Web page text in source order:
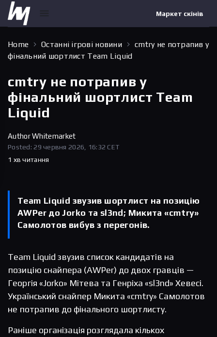
Маркет скінів
Home Останні ігрові новини
cmtry не потрапив у
фінальний шортлист Team Liquid
cmtry не потрапив у
фінальний шортлист Team
Liquid
AuthorWhitemarket
Posted: 29 червня 2026, 16:32 CET
1 хв читання
Team Liquid звузив шортлист на позицію
AWPer до Jorko та sl3nd; Микита «cmtry»
Самолотов вибув з перегонів.
Team Liquid звузив список кандидатів на
позицію снайпера (AWPer) до двох гравців —
Георгія «Jorko» Мітева та Генріха «sl3nd» Хевесі.
Український снайпер Микита «cmtry» Самолотов
не потрапив до фінального шортлисту.
Раніше організація розглядала кількох